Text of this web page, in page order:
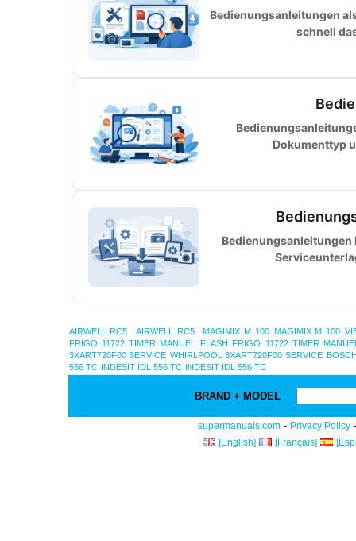
Bedienungsanleitungen
schnell
Dokumenttyp
Bedienungsanleitungen
AIRWELL RC5 AIRWELL RC5 MAGIMIX M 100 MAGIMIX M 100
FRIGO 11722 TIMER MANUEL
FLASH FRIGO 11722 TIMER
3XART720F00 SERVICE WHIRLPOOL 3XART720F00 SERVICE
556 TC INDESIT IDL 556 TC INDESIT IDL 556 TC
BRAND + MODEL
supermanuals.com- Privacy Policy
[English] [Français]